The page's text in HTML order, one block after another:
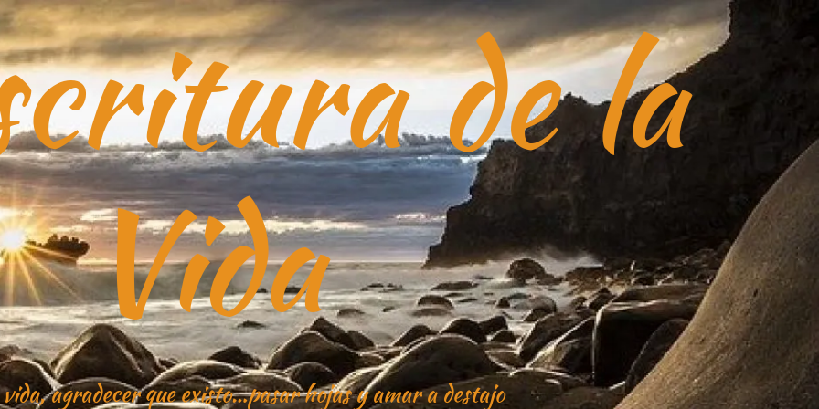
de la
Vida
agradecer que existo…pasar hojas y amar a destajo